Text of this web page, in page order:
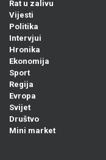
Rat u zalivu
Vijesti
Politika
Intervjui
Hronika
Ekonomija
Sport
Regija
Evropa
Svijet
Društvo
Mini market